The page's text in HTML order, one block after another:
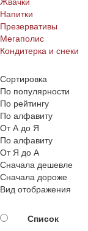
Напитки
Презервативы
Мегаполис
Кондитерка и снеки
Сортировка
По популярности
По рейтингу
По алфавиту
От А до Я
По алфавиту
От Я до А
Сначала дешевле
Сначала дороже
Вид отображения
Список